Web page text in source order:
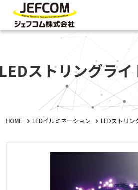
ストリングライ
HOME LEDイルミネーション LEDストリン